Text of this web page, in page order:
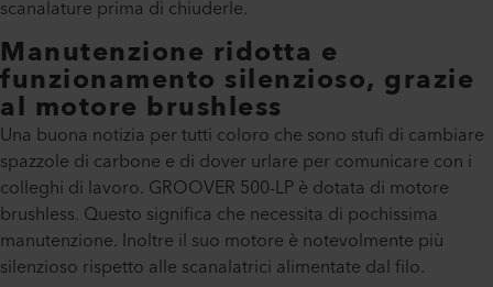
scanalature prima di chiuderle.
Manutenzione ridotta e
funzionamento silenzioso, grazie
al motore brushless
Una buona notizia per tutti coloro che sono stufi di cambiare
spazzole di carbone e di dover urlare per comunicare con i
colleghi di lavoro. GROOVER 500-LP è dotata di motore
brushless. Questo significa che necessita di pochissima
manutenzione. Inoltre il suo motore è notevolmente più
silenzioso rispetto alle scanalatrici alimentate dal filo.